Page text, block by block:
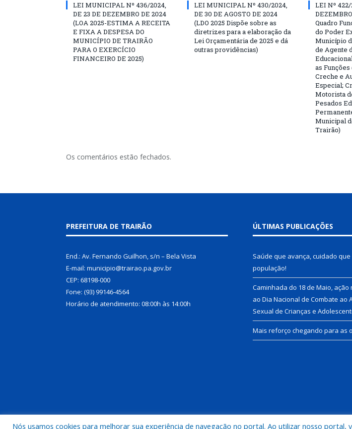
LEI MUNICIPAL Nº 436/2024,
DE 23 DE DEZEMBRO DE 2024
(LOA 2025-ESTIMA A RECEITA
E FIXA A DESPESA DO
MUNICÍPIO DE TRAIRÃO
PARA O EXERCÍCIO
FINANCEIRO DE 2025)
LEI MUNICIPAL Nº 430/2024,
DE 30 DE AGOSTO DE 2024
(LDO 2025 Dispõe sobre as
diretrizes para a elaboração da
Lei Orçamentária de 2025 e dá
outras providências)
LEI Nº 422/
Quadro
do Poder
Município
de Agente
as
Creche e
Especial;
Motorista
Pesados
Municipal
Trairão)
Os comentários estão fechados.
PREFEITURA DE TRAIRÃO
End.: Av. Fernando Guilhon, s/n – Bela Vista
E-mail: municipio@trairao.pa.gov.br
CEP: 68198-000
Fone: (93) 99146-4564
Horário de atendimento: 08:00h às 14:00h
ÚLTIMAS PUBLICAÇÕES
Saúde que avança, cuidado
população!
Caminhada do 18 de Maio,
ao Dia Nacional de Combate ao
Sexual de Crianças e
Mais reforço chegando para as
Nós usamos cookies para melhorar sua experiência de navegação no portal. Ao utilizar nosso portal,